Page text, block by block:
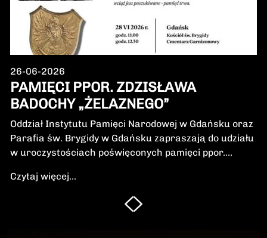
26-06-2026
PAMIĘCI PPOR. ZDZISŁAWA
BADOCHY „ŻELAZNEGO”
Oddział Instytutu Pamięci Narodowej w Gdańsku oraz
Parafia św. Brygidy w Gdańsku zapraszają do udziału
w uroczystościach poświęconych pamięci ppor.
Wileńskiej Brygady Armii Krajowej, dowódcy 5.
szwadronu podczas walk na Pomorzu, jednego z
najbardziej zasłużonych żołnierzy polskiego podziemia
Czytaj więcej...